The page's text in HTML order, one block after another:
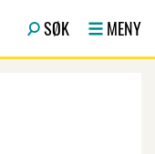
SØK MENY